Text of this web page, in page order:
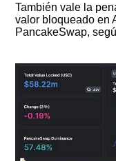
También vale la
valor bloqueado en
PancakeSwap,